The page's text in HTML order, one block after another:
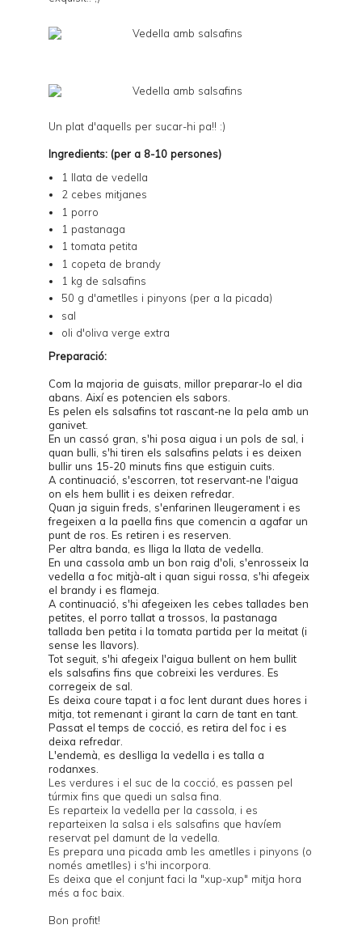
Un plat d'aquells per sucar-hi pa!! :)
Ingredients: (per a 8-10 persones)
1 llata de vedella
2 cebes mitjanes
1 porro
1 pastanaga
1 tomata petita
1 copeta de brandy
1 kg de salsafins
50 g d'ametlles i pinyons (per a la picada)
sal
oli d'oliva verge extra
Preparació:
Com la majoria de guisats, millor preparar-lo el dia
abans. Així es potencien els sabors.
Es pelen els salsafins tot rascant-ne la pela amb un
ganivet.
En un cassó gran, s'hi posa aigua i un pols de sal, i
quan bulli, s'hi tiren els salsafins pelats i es deixen
bullir uns 15-20 minuts fins que estiguin cuits.
A continuació, s'escorren, tot reservant-ne l'aigua
on els hem bullit i es deixen refredar.
Quan ja siguin freds, s'enfarinen lleugerament i es
fregeixen a la paella fins que comencin a agafar un
punt de ros. Es retiren i es reserven.
Per altra banda, es lliga la llata de vedella.
En una cassola amb un bon raig d'oli, s'enrosseix la
vedella a foc mitjà-alt i quan sigui rossa, s'hi afegeix
el brandy i es flameja.
A continuació, s'hi afegeixen les cebes tallades ben
petites, el porro tallat a trossos, la pastanaga
tallada ben petita i la tomata partida per la meitat (i
sense les llavors).
Tot seguit, s'hi afegeix l'aigua bullent on hem bullit
els salsafins fins que cobreixi les verdures. Es
corregeix de sal.
Es deixa coure tapat i a foc lent durant dues hores i
mitja, tot remenant i girant la carn de tant en tant.
Passat el temps de cocció, es retira del foc i es
deixa refredar.
L'endemà, es deslliga la vedella i es talla a
rodanxes.
Les verdures i el suc de la cocció, es passen pel
túrmix fins que quedi un salsa fina.
Es reparteix la vedella per la cassola, i es
reparteixen la salsa i els salsafins que havíem
reservat pel damunt de la vedella.
Es prepara una picada amb les ametlles i pinyons (o
només ametlles) i s'hi incorpora.
Es deixa que el conjunt faci la "xup-xup" mitja hora
més a foc baix.
Bon profit!